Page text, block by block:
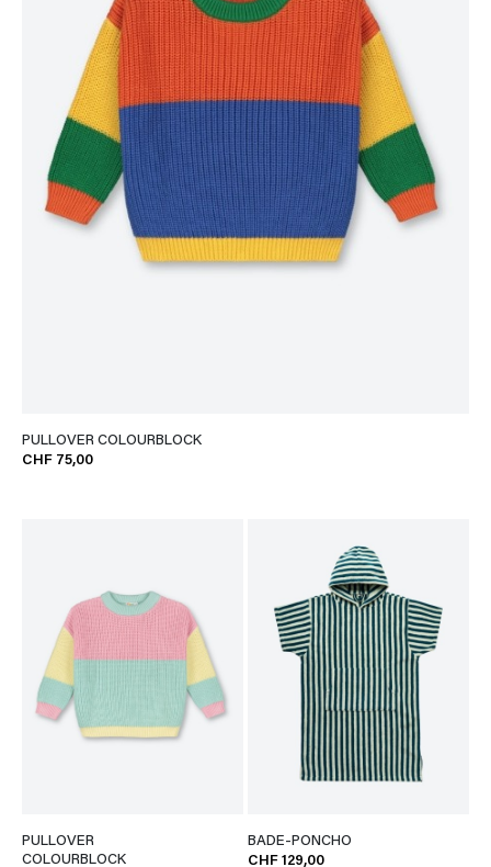
PULLOVER COLOURBLOCK
CHF 75,00
PULLOVER
COLOURBLOCK
BADE-PONCHO
CHF 129,00